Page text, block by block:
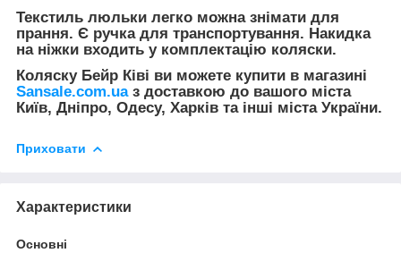
Текстиль люльки легко можна знімати для
прання. Є ручка для транспортування. Накидка
на ніжки входить у комплектацію коляски.
Коляску Бейр Ківі ви можете купити в магазині
Sansale.com.uaз доставкою до вашого міста
Київ, Дніпро, Одесу, Харків та інші міста України.
Приховати
Характеристики
Основні